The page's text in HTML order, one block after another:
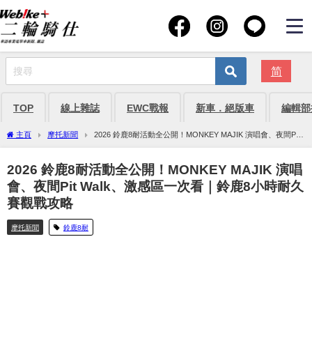
简
TOP 線上雜誌 EWC戰報 新車．絕版車 編輯
主頁 摩托新聞
2026 鈴鹿8耐活動全公開！MONKEY MAJIK 演唱會、夜間Pit
Walk、激感區一次看｜鈴鹿8小時耐久賽觀戰攻略
2026 鈴鹿8耐活動全公開！MONKEY MAJIK 演唱
會、夜間Pit Walk、激感區一次看｜鈴鹿8小時耐久
賽觀戰攻略
摩托新聞 鈴鹿8耐